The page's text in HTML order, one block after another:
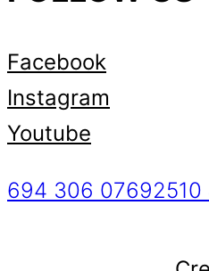
Facebook
Instagram
Youtube
694 306 0769